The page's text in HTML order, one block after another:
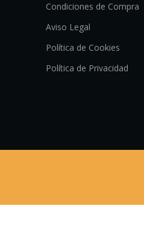
Condiciones de Compra
Aviso Legal
Política de Cookies
Política de Privacidad